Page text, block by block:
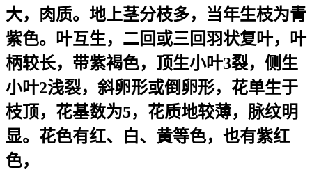
大，肉质。地上茎分枝多，当年生枝为青
紫色。叶互生，二回或三回羽状复叶，叶
柄较长，带紫褐色，顶生小叶3裂，侧生
小叶2浅裂，斜卵形或倒卵形，花单生于
枝顶，花基数为5，花质地较薄，脉纹明
显。花色有红、白、黄等色，也有紫红
色，